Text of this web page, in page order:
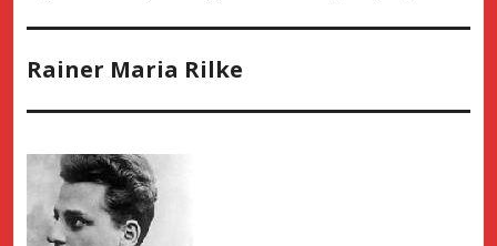
Rainer Maria Rilke